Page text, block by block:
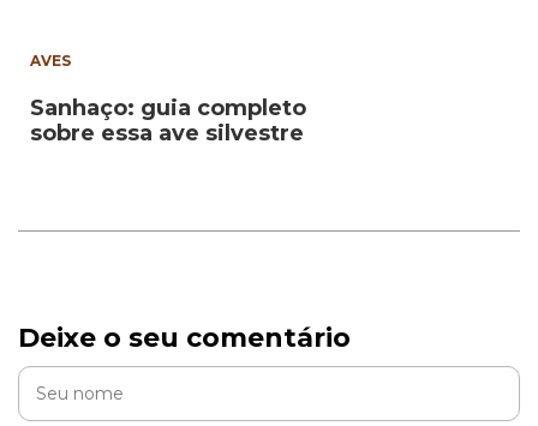
AVES
Sanhaço: guia completo
sobre essa ave silvestre
Deixe o seu comentário